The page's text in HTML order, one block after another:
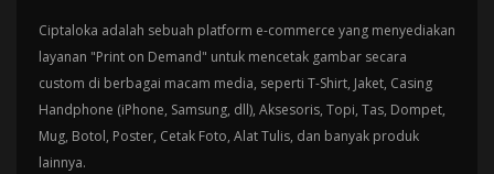
Ciptaloka adalah sebuah platform e-commerce yang menyediakan
layanan "Print on Demand" untuk mencetak gambar secara
custom di berbagai macam media, seperti T-Shirt, Jaket, Casing
Handphone (iPhone, Samsung, dll), Aksesoris, Topi, Tas, Dompet,
Mug, Botol, Poster, Cetak Foto, Alat Tulis, dan banyak produk
lainnya.